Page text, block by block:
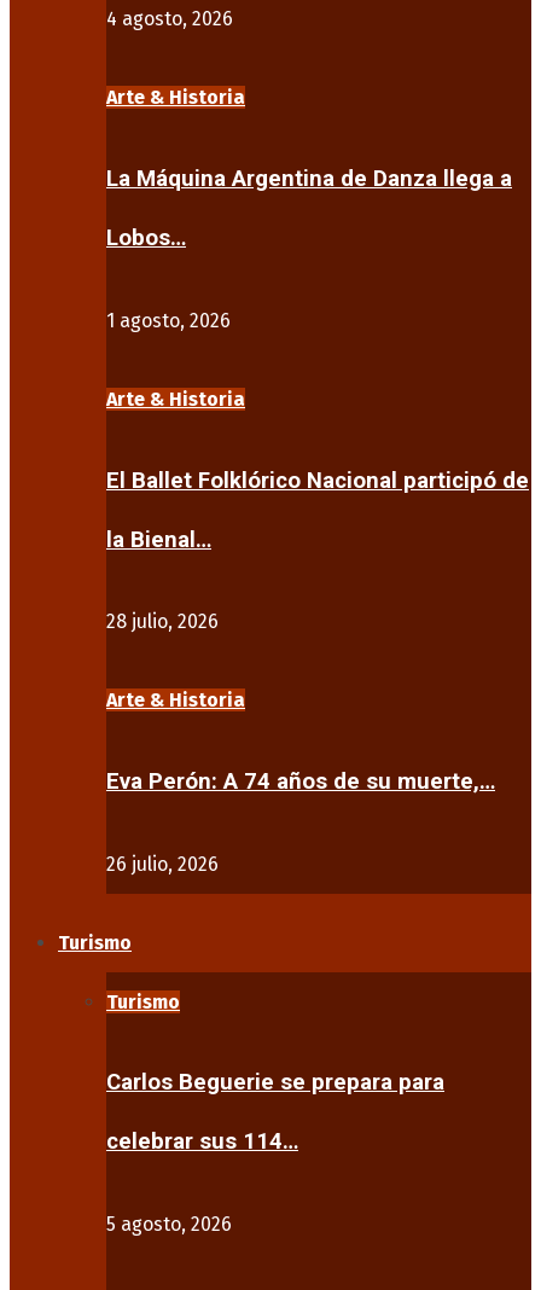
4 agosto, 2026
Arte & Historia
La Máquina Argentina de Danza llega a
Lobos…
1 agosto, 2026
Arte & Historia
El Ballet Folklórico Nacional participó de
la Bienal…
28 julio, 2026
Arte & Historia
Eva Perón: A 74 años de su muerte,…
26 julio, 2026
Turismo
Turismo
Carlos Beguerie se prepara para
celebrar sus 114…
5 agosto, 2026